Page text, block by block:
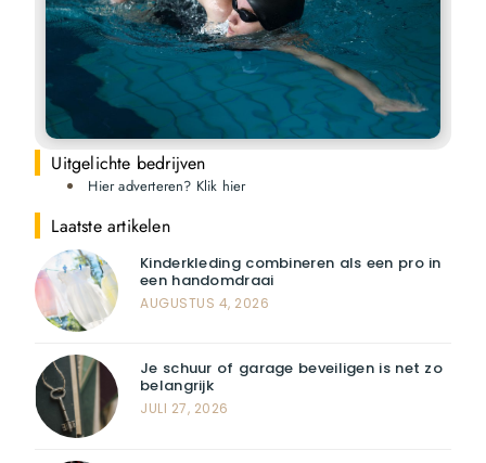
Uitgelichte bedrijven
Hier adverteren? Klik hier
Laatste artikelen
Kinderkleding combineren als een pro in
een handomdraai
AUGUSTUS 4, 2026
Je schuur of garage beveiligen is net zo
belangrijk
JULI 27, 2026